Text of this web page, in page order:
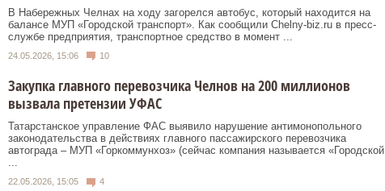
В Набережных Челнах на ходу загорелся автобус, который находится на
балансе МУП «Городской транспорт». Как сообщили Chelny-biz.ru в пресс-
службе предприятия, транспортное средство в момент ...
24.05.2026, 15:06 10
Закупка главного перевозчика Челнов на 200 миллионов
вызвала претензии УФАС
Татарстанское управление ФАС выявило нарушение антимонопольного
законодательства в действиях главного пассажирского перевозчика
автограда – МУП «Горкоммунхоз» (сейчас компания называется «Городской
...
22.05.2026, 15:05 4